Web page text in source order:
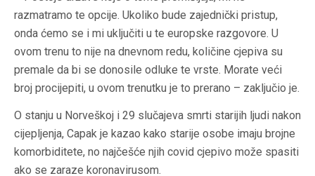
razmatramo te opcije. Ukoliko bude zajednički pristup,
onda ćemo se i mi uključiti u te europske razgovore. U
ovom trenu to nije na dnevnom redu, količine cjepiva su
premale da bi se donosile odluke te vrste. Morate veći
broj procijepiti, u ovom trenutku je to prerano – zaključio je.
O stanju u Norveškoj i 29 slučajeva smrti starijih ljudi nakon
cijepljenja, Capak je kazao kako starije osobe imaju brojne
komorbiditete, no najčešće njih covid cjepivo može spasiti
ako se zaraze koronavirusom.